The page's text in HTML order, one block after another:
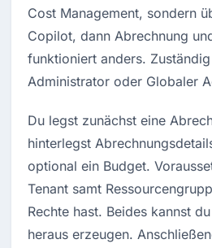
Cost Management, sondern
Copilot, dann Abrechnung
funktioniert anders.
Administrator oder Globaler
Du legst zunächst eine
hinterlegst
optional ein Budget.
Tenant samt
Rechte hast. Beides kannst
heraus erzeugen.